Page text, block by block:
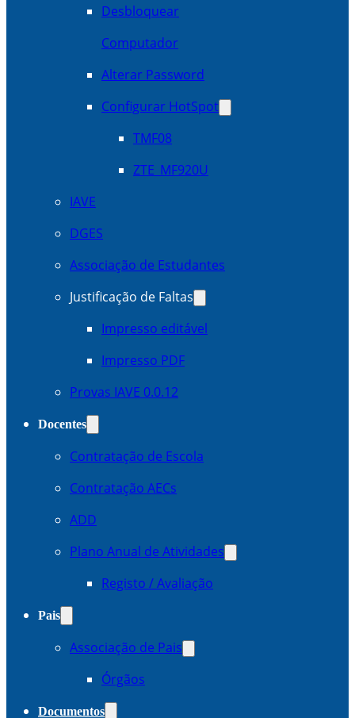
Desbloquear
Computador
Alterar Password
Configurar HotSpot
TMF08
ZTE_MF920U
IAVE
DGES
Associação de Estudantes
Justificação de Faltas
Impresso editável
Impresso PDF
Provas IAVE 0.0.12
Docentes
Contratação de Escola
Contratação AECs
ADD
Plano Anual de Atividades
Registo / Avaliação
Pais
Associação de Pais
Órgãos
Documentos